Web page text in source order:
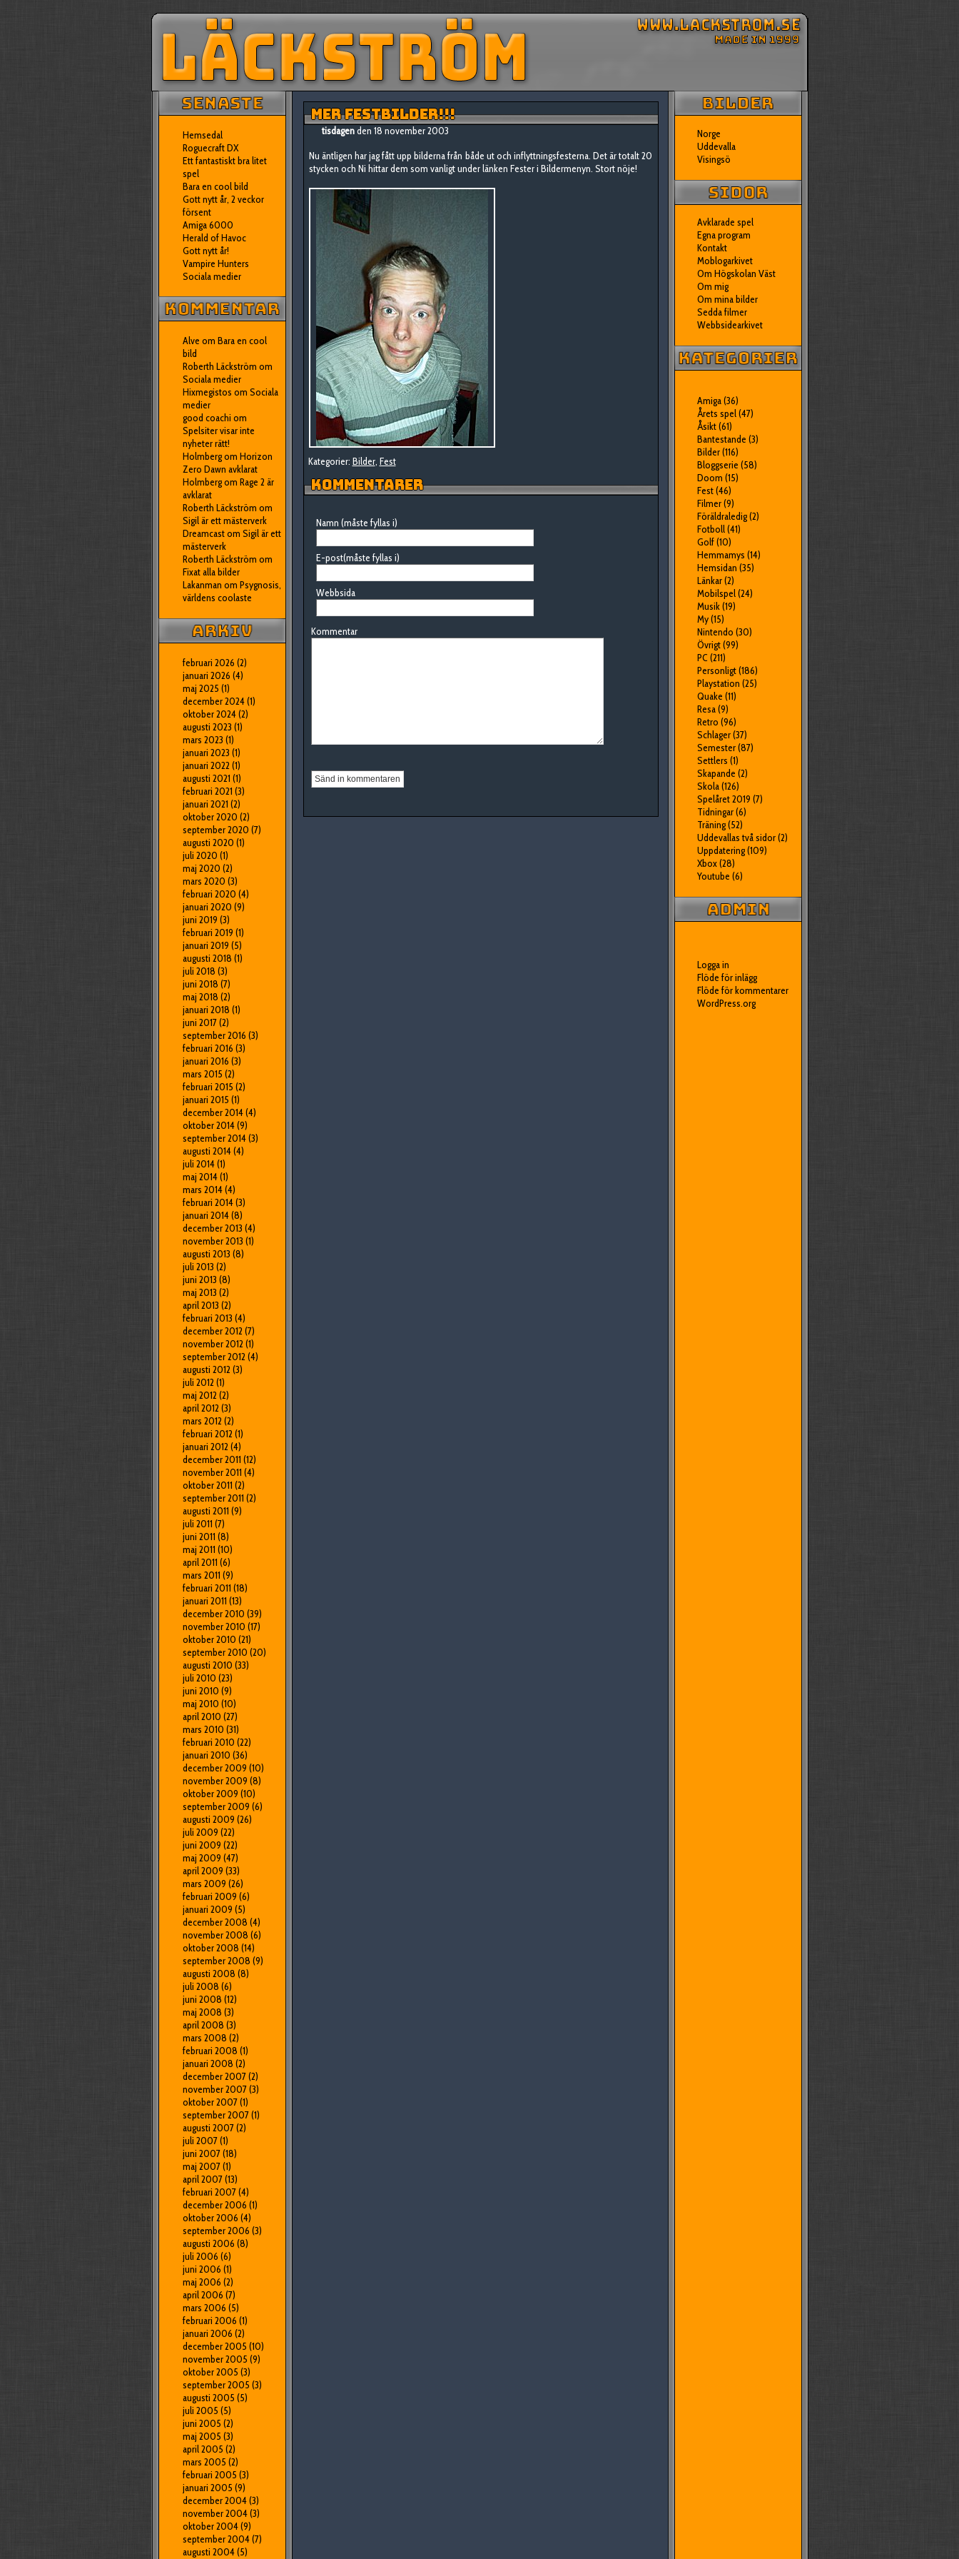
Hemsedal
Roguecraft DX
Ett fantastiskt bra litet
spel
Bara en cool bild
Gott nytt år, 2 veckor
försent
Amiga 6000
Herald of Havoc
Gott nytt år!
Vampire Hunters
Sociala medier
Alve om Bara en cool
bild
Roberth Läckström om
Sociala medier
Hixmegistos om Sociala
medier
good coachi om
Spelsiter visar inte
nyheter rätt!
Holmbergom Horizon
Zero Dawn avklarat
Holmbergom Rage 2 är
avklarat
Roberth Läckström om
Sigil är ett mästerverk
Dreamcastom Sigil är ett
mästerverk
Roberth Läckström om
Fixat alla bilder
Lakanman om Psygnosis,
världens coolaste
februari 2026 (2)
januari 2026 (4)
maj 2025 (1)
december 2024(1)
oktober 2024(2)
augusti 2023 (1)
mars 2023 (1)
januari 2023 (1)
januari 2022 (1)
augusti 2021 (1)
februari 2021 (3)
januari 2021 (2)
oktober 2020 (2)
september 2020 (7)
augusti 2020 (1)
juli 2020 (1)
maj 2020 (2)
mars 2020 (3)
februari 2020 (4)
januari 2020 (9)
juni 2019 (3)
februari 2019 (1)
januari 2019 (5)
augusti 2018 (1)
juli 2018 (3)
juni 2018 (7)
maj 2018 (2)
januari 2018 (1)
juni 2017(2)
september 2016 (3)
februari 2016 (3)
januari 2016 (3)
mars 2015 (2)
februari 2015 (2)
januari 2015 (1)
december 2014(4)
oktober 2014(9)
september 2014(3)
augusti 2014(4)
juli 2014(1)
maj 2014(1)
mars 2014(4)
februari 2014(3)
januari 2014(8)
december 2013 (4)
november 2013 (1)
augusti 2013 (8)
juli 2013 (2)
juni 2013 (8)
maj 2013 (2)
april 2013 (2)
februari 2013 (4)
december 2012 (7)
november 2012 (1)
september 2012 (4)
augusti 2012 (3)
juli 2012 (1)
maj 2012 (2)
april 2012 (3)
mars 2012 (2)
februari 2012 (1)
januari 2012 (4)
december 2011 (12)
november 2011 (4)
oktober 2011 (2)
september 2011 (2)
augusti 2011 (9)
juli 2011 (7)
juni 2011 (8)
maj 2011 (10)
april 2011 (6)
mars 2011 (9)
februari 2011 (18)
januari 2011 (13)
december 2010 (39)
november 2010 (17)
oktober 2010 (21)
september 2010 (20)
augusti 2010 (33)
juli 2010 (23)
juni 2010 (9)
maj 2010 (10)
april 2010 (27)
mars 2010 (31)
februari 2010 (22)
januari 2010 (36)
december 2009 (10)
november 2009 (8)
oktober 2009 (10)
september 2009 (6)
augusti 2009 (26)
juli 2009 (22)
juni 2009 (22)
maj 2009 (47)
april 2009 (33)
mars 2009 (26)
februari 2009 (6)
januari 2009 (5)
december 2008 (4)
november 2008 (6)
oktober 2008 (14)
september 2008 (9)
augusti 2008 (8)
juli 2008 (6)
juni 2008 (12)
maj 2008 (3)
april 2008 (3)
mars 2008 (2)
februari 2008 (1)
januari 2008 (2)
december 2007(2)
november 2007(3)
oktober 2007(1)
september 2007(1)
augusti 2007(2)
juli 2007(1)
juni 2007(18)
maj 2007(1)
april 2007(13)
februari 2007(4)
december 2006 (1)
oktober 2006 (4)
september 2006 (3)
augusti 2006 (8)
juli 2006 (6)
juni 2006 (1)
maj 2006 (2)
april 2006 (7)
mars 2006 (5)
februari 2006 (1)
januari 2006 (2)
december 2005 (10)
november 2005 (9)
oktober 2005 (3)
september 2005 (3)
augusti 2005 (5)
juli 2005 (5)
juni 2005 (2)
maj 2005 (3)
april 2005 (2)
mars 2005 (2)
februari 2005 (3)
januari 2005 (9)
december 2004(3)
november 2004(3)
oktober 2004(9)
september 2004(7)
augusti 2004(5)
MER FESTBILDER!!!
tisdagenden 18 november 2003
Nu äntligen har jag fått upp bilderna från både ut och inflyttningsfesterna. Det är totalt 20
stycken och Ni hittar dem som vanligt under länken Fester i Bildermenyn. Stort nöje!
Kategorier: Bilder, Fest
KOMMENTARER
Namn (måste fyllas i)
E-post(måste fyllas i)
Webbsida
Kommentar
Norge
Uddevalla
Visingsö
Avklarade spel
Egna program
Kontakt
Moblogarkivet
Om Högskolan Väst
Om mig
Om mina bilder
Sedda filmer
Webbsidearkivet
Amiga(36)
Årets spel(47)
Åsikt(61)
Bantestande (3)
Bilder(116)
Bloggserie (58)
Doom (15)
Fest(46)
Filmer(9)
Föräldraledig(2)
Fotboll(41)
Golf(10)
Hemmamys (14)
Hemsidan (35)
Länkar(2)
Mobilspel(24)
Musik(19)
My(15)
Nintendo (30)
Övrigt(99)
PC (211)
Personligt(186)
Playstation (25)
Quake (11)
Resa(9)
Retro (96)
Schlager(37)
Semester(87)
Settlers (1)
Skapande (2)
Skola(126)
Spelåret 2019 (7)
Tidningar(6)
Träning(52)
Uddevallas två sidor(2)
Uppdatering(109)
Xbox(28)
Youtube (6)
Logga in
Flöde för inlägg
Flöde för kommentarer
WordPress.org